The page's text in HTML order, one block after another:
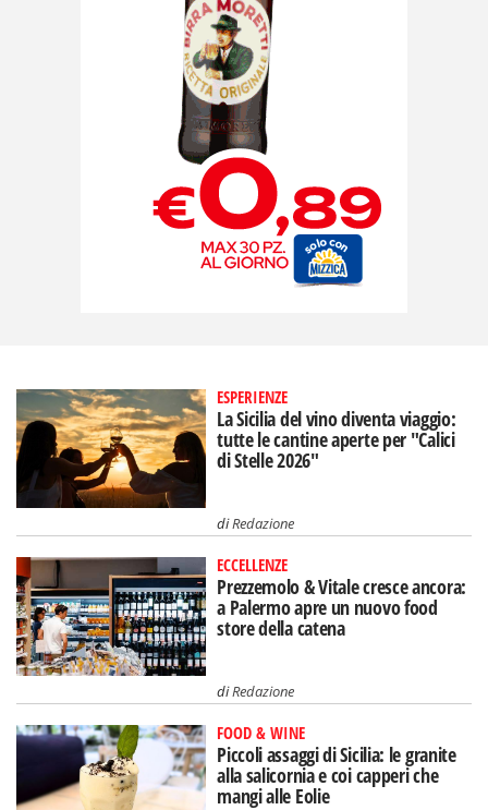
ESPERIENZE
La Sicilia del vino diventa viaggio:
tutte le cantine aperte per "Calici
di Stelle 2026"
diRedazione
ECCELLENZE
Prezzemolo & Vitale cresce ancora:
a Palermo apre un nuovo food
store della catena
diRedazione
FOOD & WINE
Piccoli assaggi di Sicilia: le granite
alla salicornia e coi capperi che
mangi alle Eolie